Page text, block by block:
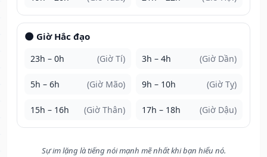
🌑 Giờ Hắc đạo
23h – 0h (Giờ Tí) 3h – 4h (Giờ Dần)
5h – 6h (Giờ Mão) 9h – 10h (Giờ Tỵ)
15h – 16h (Giờ Thân) 17h – 18h (Giờ Dậu)
Sự im lặng là tiếng nói mạnh mẽ nhất khi bạn hiểu nó.